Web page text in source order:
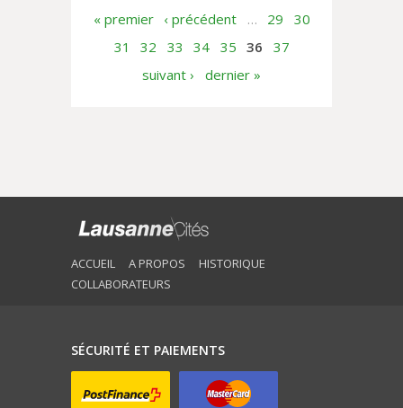
« premier ‹ précédent … 29
30
31
32 33 34 35 36
37
suivant ›
dernier »
ACCUEIL A PROPOS
HISTORIQUE
COLLABORATEURS
SÉCURITÉ ET PAIEMENTS